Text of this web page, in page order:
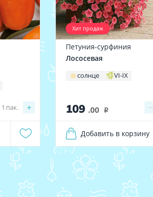
+
1 пак.
Хит продаж
Петуния-сурфиния
Лососевая
солнце VI-IX
109 .00 i −
Добавить в корзину